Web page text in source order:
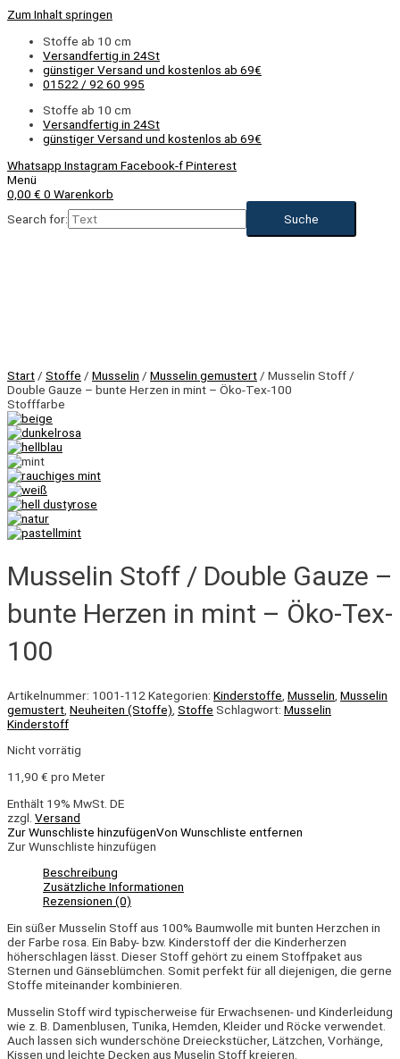
Zum Inhalt springen
Stoffe ab 10 cm
Versandfertig in 24St
günstiger Versand und kostenlos ab 69€
01522 / 92 60 995
Stoffe ab 10 cm
Versandfertig in 24St
günstiger Versand und kostenlos ab 69€
Whatsapp Instagram Facebook-fPinterest
Menü
0,00 € 0 Warenkorb
Search for:
Start / Stoffe / Musselin / Musselin gemustert / Musselin Stoff /
Double Gauze – bunte Herzen in mint – Öko-Tex-100
Stofffarbe
Musselin Stoff / Double Gauze –
bunte Herzen in mint – Öko-Tex-
100
Artikelnummer: 1001-112 Kategorien: Kinderstoffe Musselin Musselin
gemustert Neuheiten (Stoffe) Stoffe Schlagwort: Musselin
Kinderstoff
Nicht vorrätig
11,90 € pro Meter
Enthält 19% MwSt. DE
zzgl. Versand
Zur Wunschliste hinzufügenVon Wunschliste entfernen
Zur Wunschliste hinzufügen
Beschreibung
Zusätzliche Informationen
Rezensionen (0)
Ein süßer Musselin Stoff aus 100% Baumwolle mit bunten Herzchen in
der Farbe rosa. Ein Baby- bzw. Kinderstoff der die Kinderherzen
höherschlagen lässt. Dieser Stoff gehört zu einem Stoffpaket aus
Sternen und Gänseblümchen. Somit perfekt für all diejenigen, die gerne
Stoffe miteinander kombinieren.
Musselin Stoff wird typischerweise für Erwachsenen- und Kinderleidung
wie z. B. Damenblusen, Tunika, Hemden, Kleider und Röcke verwendet.
Auch lassen sich wunderschöne Dreieckstücher, Lätzchen, Vorhänge,
Kissen und leichte Decken aus Muselin Stoff kreieren.